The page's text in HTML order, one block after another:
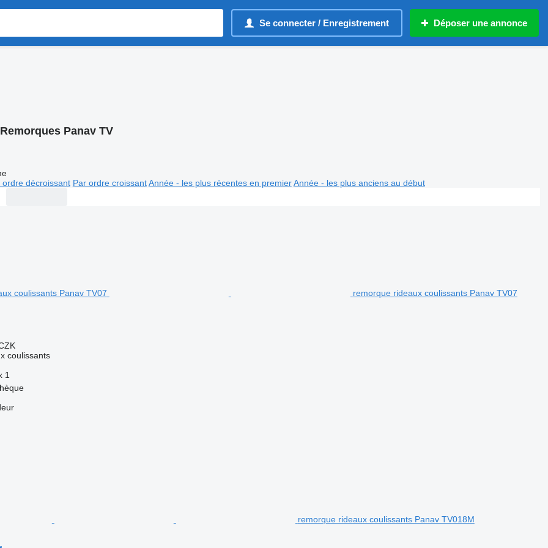
Se connecter / Enregistrement Déposer une annonce
Remorques Panav TV
ordre décroissant Par ordre croissant Année - les plus récentes en premier Année - les plus anciens au début
remorque rideaux coulissants Panav TV07
coulissants
1
remorque rideaux coulissants Panav TV018M